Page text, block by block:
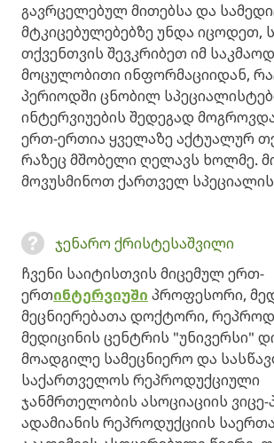
გავრცელებულ მითებსა და
მტკიცებულებებზე უნდა იცოდეთ,
თქვენთვის შევკრიბეთ იმ საკმაოდ
მოცულობითი ინფორმაციიდან,
პერიოდში ცნობილ
ინტერვიუების შედეგად
ერთ-ერთია ყველაზე აქტუალურ
რაზეც მშობელი ღელავს ხოლმე.
მოვუსმინოთ ქართველ
ჯენარო ქრისტესაშვილი
ჩვენი საიტისთვის მიცემულ ერთ-
ერთინტერვიუში პროფესორი,
მეცნიერებათა დოქტორი,
მედიცინის ცენტრის "უნივერსი"
მოადგილე სამეცნიერო და
საქართველოს რეპროდუქციული
ჯანმრთელობის ასოციაციის
ადამიანის რეპროდუქციის